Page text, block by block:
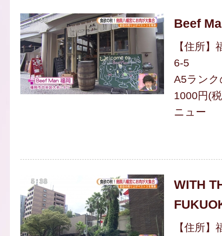
Beef
【住所
6-5
A5ランク
1000円(
ニュー
WITH
【住所